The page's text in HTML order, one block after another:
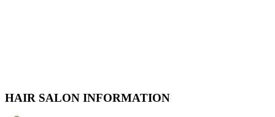
HAIR SALON INFORMATION